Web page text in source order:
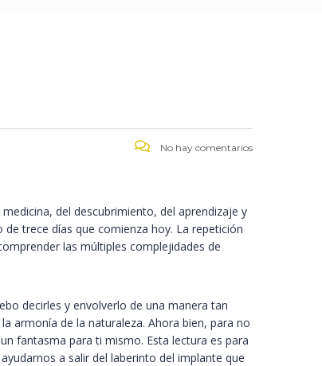
No hay comentarios
del descubrimiento, del aprendizaje y
trece días que comienza hoy. La repetición
las múltiples complejidades de
decirles y envolverlo de una manera tan
armonía de la naturaleza. Ahora bien, para no
fantasma para ti mismo. Esta lectura es para
a salir del laberinto del implante que